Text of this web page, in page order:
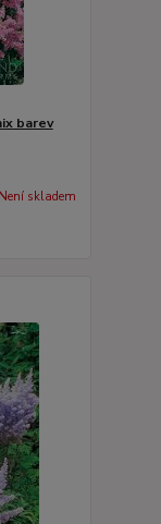
barev
Není skladem